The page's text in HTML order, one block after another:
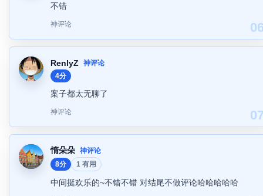
不错
神评论
RenlyZ
神评论
4分
案子都太无聊了
神评论
惰朵朵 神评论
8分
1 有用
中间挺欢乐的~不错不错 对结尾不做评论哈哈哈哈哈